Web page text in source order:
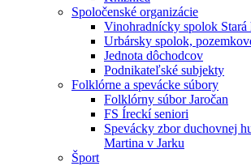
Spoločenské organizácie
Vinohradnícky spolok Stará
Urbársky spolok,
Jednota dôchodcov
Podnikateľské subjekty
Folklórne a spevácke súbory
Folklórny súbor Jaročan
FS Íreckí seniori
Spevácky zbor duchovnej
Martina v Jarku
Šport